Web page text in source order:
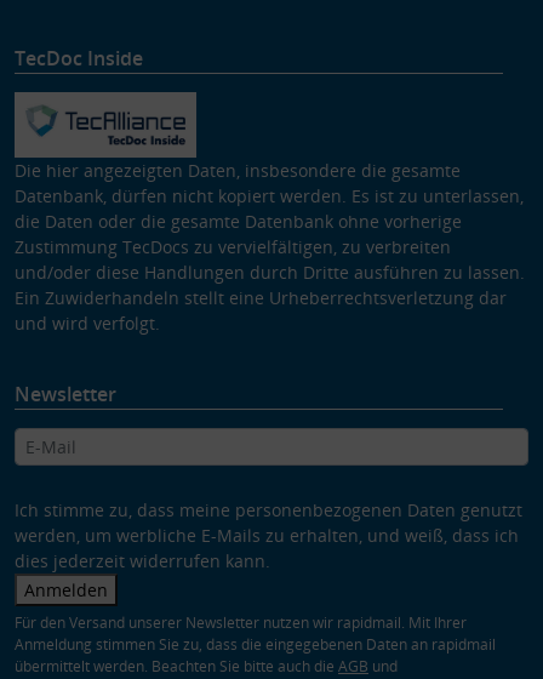
TecDoc Inside
Die hier angezeigten Daten, insbesondere die gesamte
Datenbank, dürfen nicht kopiert werden. Es ist zu unterlassen,
die Daten oder die gesamte Datenbank ohne vorherige
Zustimmung TecDocs zu vervielfältigen, zu verbreiten
und/oder diese Handlungen durch Dritte ausführen zu lassen.
Ein Zuwiderhandeln stellt eine Urheberrechtsverletzung dar
und wird verfolgt.
Newsletter
Ich stimme zu, dass meine personenbezogenen Daten genutzt
werden, um werbliche E-Mails zu erhalten, und weiß, dass ich
dies jederzeit widerrufen kann.
Anmelden
Für den Versand unserer Newsletter nutzen wir rapidmail. Mit Ihrer
Anmeldung stimmen Sie zu, dass die eingegebenen Daten an rapidmail
übermittelt werden. Beachten Sie bitte auch die AGB und